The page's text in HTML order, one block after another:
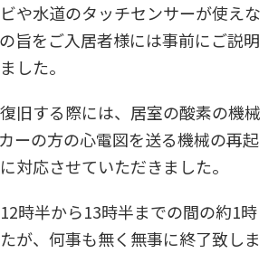
や水道のタッチセンサーが使えな
旨をご入居者様には事前にご説明
した。
旧する際には、居室の酸素の機械
ーの方の心電図を送る機械の再起
対応させていただきました。
時半から13時半までの間の約1時
が、何事も無く無事に終了致しま